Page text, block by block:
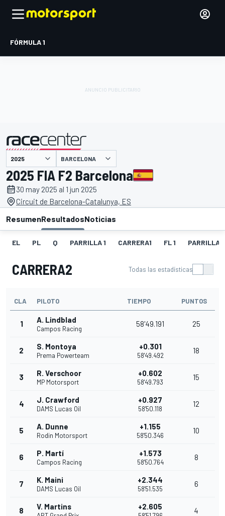
FÓRMULA 1
presentado por BARCELONA
2025 FIA F2 Barcelona
30 may 2025 al 1 jun 2025
Circuit de Barcelona-Catalunya, ES
ResumenResultadosNoticias
EL PL Q PARRILLA 1 CARRERA1 FL 1 PARRILLA
CARRERA2 Todas las estadísticas
CLA PILOTO TIEMPO PUNTOS
1 A. Lindblad
Campos Racing
58'49.191 25
2 S. Montoya
Prema Powerteam
+0.301
58'49.492
18
3 R. Verschoor
MP Motorsport
+0.602
58'49.793
15
4 J. Crawford
DAMS Lucas Oil
+0.927
58'50.118
12
5 A. Dunne
Rodin Motorsport
+1.155
58'50.346
10
6 P. Martí
Campos Racing
+1.573
58'50.764
8
7 K. Maini
DAMS Lucas Oil
+2.344
58'51.535
6
8 V. Martins +2.605 4